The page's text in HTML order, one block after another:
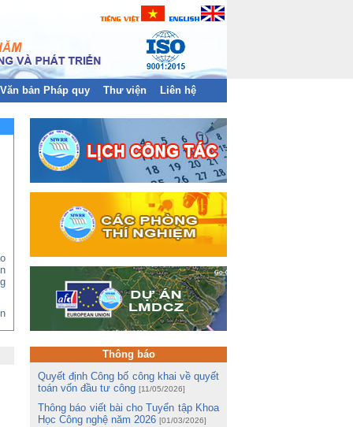
Văn bản Pháp quy Thư viện Liên hệ
Thông báo
Quyết định Công bố công khai về quyết
toán vốn đầu tư công [11/05/2026]
Thông báo viết bài cho Tuyển tập Khoa
Học Công nghệ năm 2026 [01/03/2026]